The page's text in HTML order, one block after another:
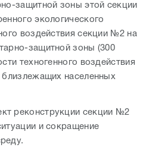
защитной зоны этой секции
экологического
воздействия секции №2 на
защитной зоны (300
техногенного воздействия
близлежащих населенных
реконструкции секции №2
и сокращение